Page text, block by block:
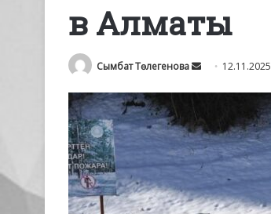
в Алматы
Сымбат Төлегенова
Send 12.11.2025